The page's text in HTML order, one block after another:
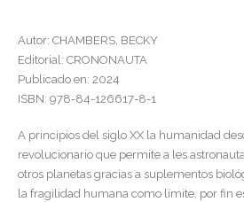
Autor: CHAMBERS, BECKY
Editorial: CRONONAUTA
Publicado en: 2024
ISBN: 978-84-126617-8-1
A principios del siglo XX la humanidad
revolucionario que permite a les
otros planetas gracias a suplementos
la fragilidad humana como límite, por fin